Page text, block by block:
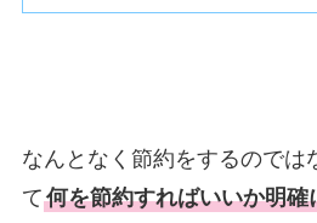
なんとなく節約をするのでは
て何を節約すればいいか明確